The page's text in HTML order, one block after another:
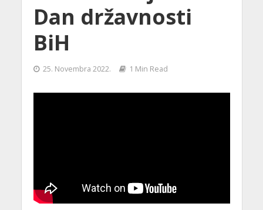
Dan državnosti
BiH
25. Novembra 2022. 1 Min Read